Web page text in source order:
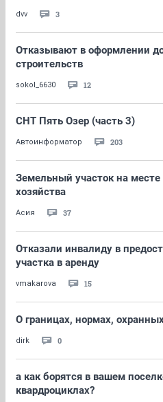
dvv 3
Отказывают в оформлении
строительств
sokol_6630 12
СНТ Пять Озер (часть 3)
Автоинформатор 203
Земельный участок на
хозяйства
Асия 37
Отказали инвалиду в
участка в аренду
vmakarova 15
О границах, нормах,
dirk 0
а как борятся в вашем
квардроциклах?